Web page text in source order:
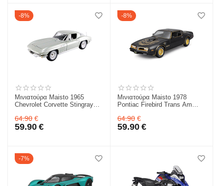
8%
Μινιατούρα Maisto 1965
Chevrolet Corvette Stingray
64.90 €
59.90 €
8%
Μινιατούρα Maisto 1978
Pontiac Firebird Trans Am
64.90 €
59.90 €
7%